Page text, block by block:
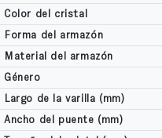
Color del cristal
Forma del armazón
Material del armazón
Género
Largo de la varilla (mm)
Ancho del puente (mm)